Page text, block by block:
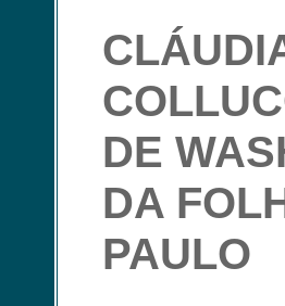
DE
DA
PAULO